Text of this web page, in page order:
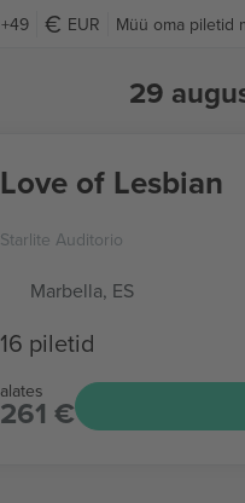
+49 EUR Müü oma piletid
29
Love of Lesbian
Starlite Auditorio
Marbella, ES
16 piletid
alates
261 €